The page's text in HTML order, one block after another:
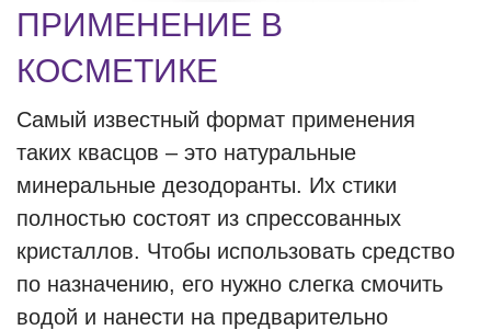
ПРИМЕНЕНИЕ В
КОСМЕТИКЕ
Самый известный формат применения
таких квасцов – это натуральные
минеральные дезодоранты. Их стики
полностью состоят из спрессованных
кристаллов. Чтобы использовать средство
по назначению, его нужно слегка смочить
водой и нанести на предварительно